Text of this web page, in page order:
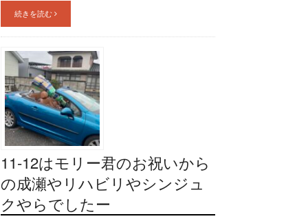
続きを読む
11-12はモリー君のお祝いから
の成瀬やリハビリやシンジュ
クやらでしたー